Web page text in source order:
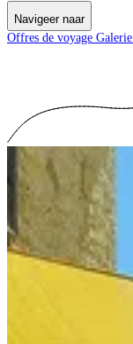
Navigeer naar
Offres de voyage Galerie